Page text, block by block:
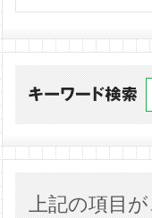
上記の項目